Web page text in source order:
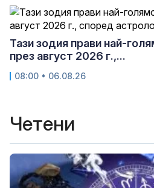
Тази зодия прави най-
през август 2026 г.,...
08:00 • 06.08.26
Четени